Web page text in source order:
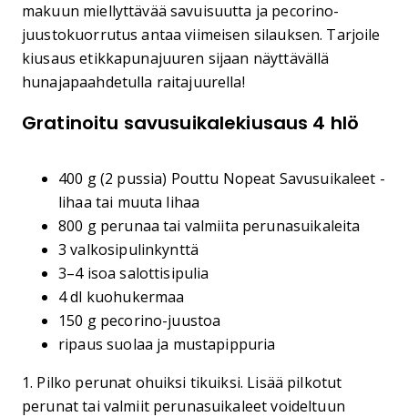
makuun miellyttävää savuisuutta ja pecorino-
juustokuorrutus antaa viimeisen silauksen. Tarjoile
kiusaus etikkapunajuuren sijaan näyttävällä
hunajapaahdetulla raitajuurella!
Gratinoitu savusuikalekiusaus 4 hlö
400 g (2 pussia) Pouttu Nopeat Savusuikaleet -
lihaa tai muuta lihaa
800 g perunaa tai valmiita perunasuikaleita
3 valkosipulinkynttä
3–4 isoa salottisipulia
4 dl kuohukermaa
150 g pecorino-juustoa
ripaus suolaa ja mustapippuria
1. Pilko perunat ohuiksi tikuiksi. Lisää pilkotut
perunat tai valmiit perunasuikaleet voideltuun